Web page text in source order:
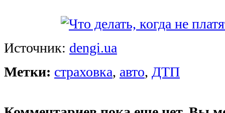
Источник: dengi.ua
Метки: страховка, авто, ДТП